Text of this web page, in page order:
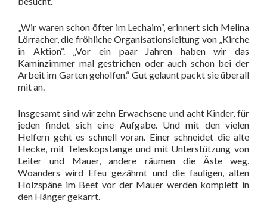
„Wir waren schon öfter im Lechaim“, erinnert sich Melina
Lörracher, die fröhliche Organisationsleitung von „Kirche
in Aktion“. „Vor ein paar Jahren haben wir das
Kaminzimmer mal gestrichen oder auch schon bei der
Arbeit im Garten geholfen.“ Gut gelaunt packt sie überall
mit an.
Insgesamt sind wir zehn Erwachsene und acht Kinder, für
jeden findet sich eine Aufgabe. Und mit den vielen
Helfern geht es schnell voran. Einer schneidet die alte
Hecke, mit Teleskopstange und mit Unterstützung von
Leiter und Mauer, andere räumen die Äste weg.
Woanders wird Efeu gezähmt und die fauligen, alten
Holzspäne im Beet vor der Mauer werden komplett in
den Hänger gekarrt.